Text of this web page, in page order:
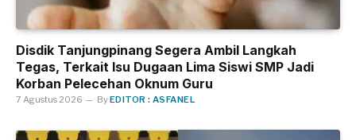
Disdik Tanjungpinang Segera Ambil Langkah
Tegas, Terkait Isu Dugaan Lima Siswi SMP Jadi
Korban Pelecehan Oknum Guru
7 Agustus 2026 ByEDITOR : ASFANEL